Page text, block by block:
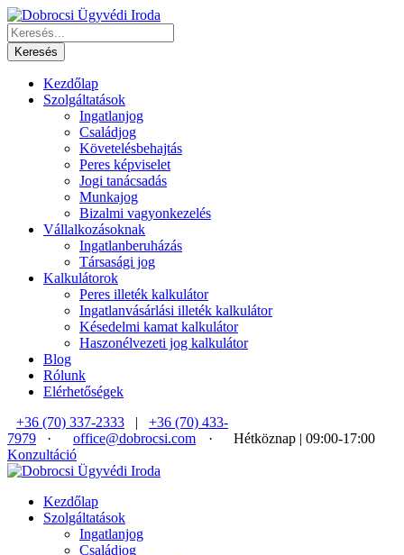
Kezdőlap
Szolgáltatások
Ingatlanjog
Családjog
Követelésbehajtás
Peres képviselet
Jogi tanácsadás
Munkajog
Bizalmi vagyonkezelés
Vállalkozásoknak
Ingatlanberuházás
Társasági jog
Kalkulátorok
Peres illeték kalkulátor
Ingatlanvásárlási illeték kalkulátor
Késedelmi kamat kalkulátor
Haszonélvezeti jog kalkulátor
Blog
Rólunk
Elérhetőségek
+36 (70) 337-2333
|
+36 (70) 433-
7979
· office@dobrocsi.com ·
Hétköznap | 09:00-17:00
Konzultáció
Kezdőlap
Szolgáltatások
Ingatlanjog
Családjog